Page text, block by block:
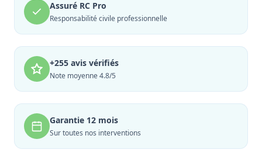
Assuré RC Pro
Responsabilité civile professionnelle
+255 avis vérifiés
Note moyenne 4.8/5
Garantie 12 mois
Sur toutes nos interventions